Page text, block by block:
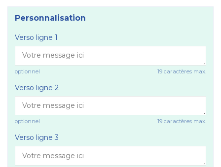
Personnalisation
Verso ligne 1
optionnel 19 caractères max.
Verso ligne 2
optionnel 19 caractères max.
Verso ligne 3